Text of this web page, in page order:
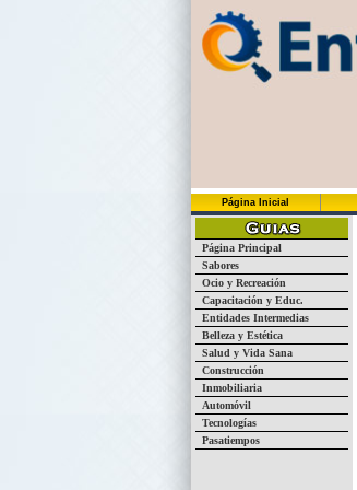
Página Inicial
Página Principal
Sabores
Ocio y Recreación
Capacitación y Educ.
Entidades Intermedias
Belleza y Estética
Salud y Vida Sana
Construcción
Inmobiliaria
Automóvil
Tecnologías
Pasatiempos